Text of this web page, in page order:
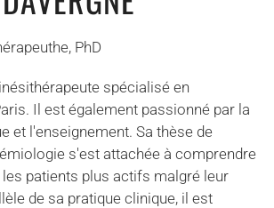
PhD
spécialisé en
Il est également passionné par la
et l'enseignement. Sa thèse de
s'est attachée à comprendre
patients plus actifs malgré leur
de sa pratique clinique, il est